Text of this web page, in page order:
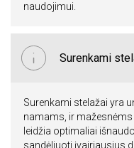
naudojimui.
Surenkami
Surenkami stelažai yra
namams, ir
leidžia optimaliai
sandėliuoti įvairiausius